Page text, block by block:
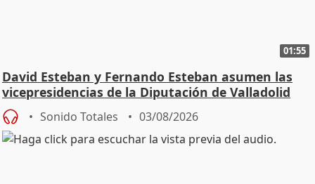
01:55
David Esteban y Fernando Esteban asumen las
vicepresidencias de la Diputación de Valladolid
Sonido Totales 03/08/2026